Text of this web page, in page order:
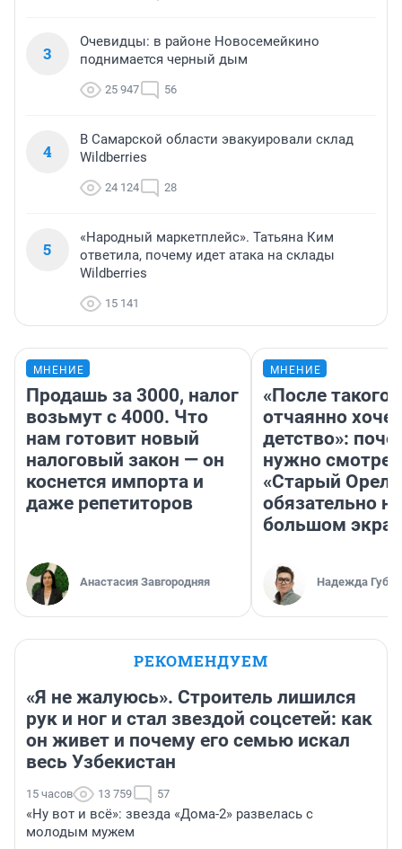
3
Очевидцы: в районе Новосемейкино
поднимается черный дым
25 947 56
4
В Самарской области эвакуировали склад
Wildberries
24 124 28
5
«Народный маркетплейс». Татьяна Ким
ответила, почему идет атака на склады
Wildberries
15 141
МНЕНИЕ
Продашь за 3000, налог
возьмут с 4000. Что
нам готовит новый
налоговый закон — он
коснется импорта и
даже репетиторов
Анастасия Завгородняя
МНЕНИЕ
«После такого
отчаянно
детство»:
нужно
«Старый
обязательно на
большом
Надежда
РЕКОМЕНДУЕМ
«Я не жалуюсь». Строитель лишился
рук и ног и стал звездой соцсетей: как
он живет и почему его семью искал
весь Узбекистан
15 часов 13 759 57
«Ну вот и всё»: звезда «Дома-2» развелась с
молодым мужем